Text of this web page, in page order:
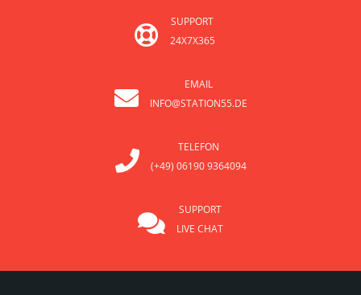
SUPPORT
24X7X365
EMAIL
INFO@STATION55.DE
TELEFON
(+49) 06190 9364094
SUPPORT
LIVE CHAT